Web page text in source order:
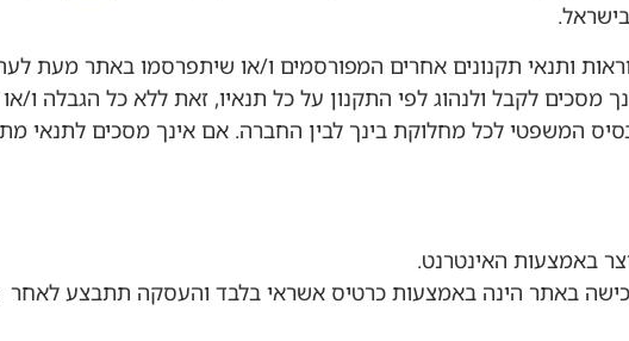
ותנאי תקנונים אחרים המפורסמים ו/או שיתפרסמו באתר מעת
מסכים לקבל ולנהוג לפי התקנון על כל תנאיו, זאת ללא כל הגבלה ו/
המשפטי לכל מחלוקת בינך לבין החברה. אם אינך מסכים לתנאי
באמצעות האינטרנט.
באתר הינה באמצעות כרטיס אשראי בלבד והעסקה תתבצע